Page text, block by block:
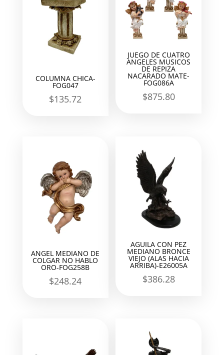
COLUMNA CHICA-
FOG047
$135.72
JUEGO DE CUATRO
ANGELES MUSICOS
DE REPIZA
NACARADO MATE-
FOG086A
$875.80
ANGEL MEDIANO DE
COLGAR NO HABLO
ORO-FOG258B
$248.24
AGUILA CON PEZ
MEDIANO BRONCE
VIEJO (ALAS HACIA
ARRIBA)-E26005A
$386.28